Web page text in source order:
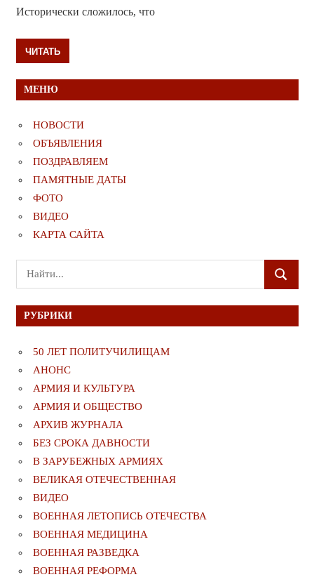
Исторически сложилось, что
ЧИТАТЬ
МЕНЮ
НОВОСТИ
ОБЪЯВЛЕНИЯ
ПОЗДРАВЛЯЕМ
ПАМЯТНЫЕ ДАТЫ
ФОТО
ВИДЕО
КАРТА САЙТА
Поиск
для:
ПОИСК
РУБРИКИ
50 ЛЕТ ПОЛИТУЧИЛИЩАМ
АНОНС
АРМИЯ И КУЛЬТУРА
АРМИЯ И ОБЩЕСТВО
АРХИВ ЖУРНАЛА
БЕЗ СРОКА ДАВНОСТИ
В ЗАРУБЕЖНЫХ АРМИЯХ
ВЕЛИКАЯ ОТЕЧЕСТВЕННАЯ
ВИДЕО
ВОЕННАЯ ЛЕТОПИСЬ ОТЕЧЕСТВА
ВОЕННАЯ МЕДИЦИНА
ВОЕННАЯ РАЗВЕДКА
ВОЕННАЯ РЕФОРМА